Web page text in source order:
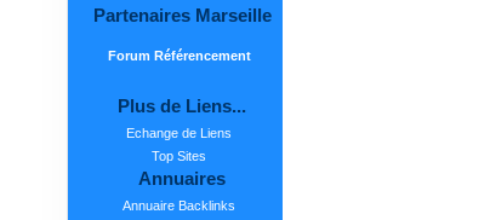
Partenaires Marseille
Forum Référencement
Plus de Liens...
Echange de Liens
Top Sites
Annuaires
Annuaire Backlinks